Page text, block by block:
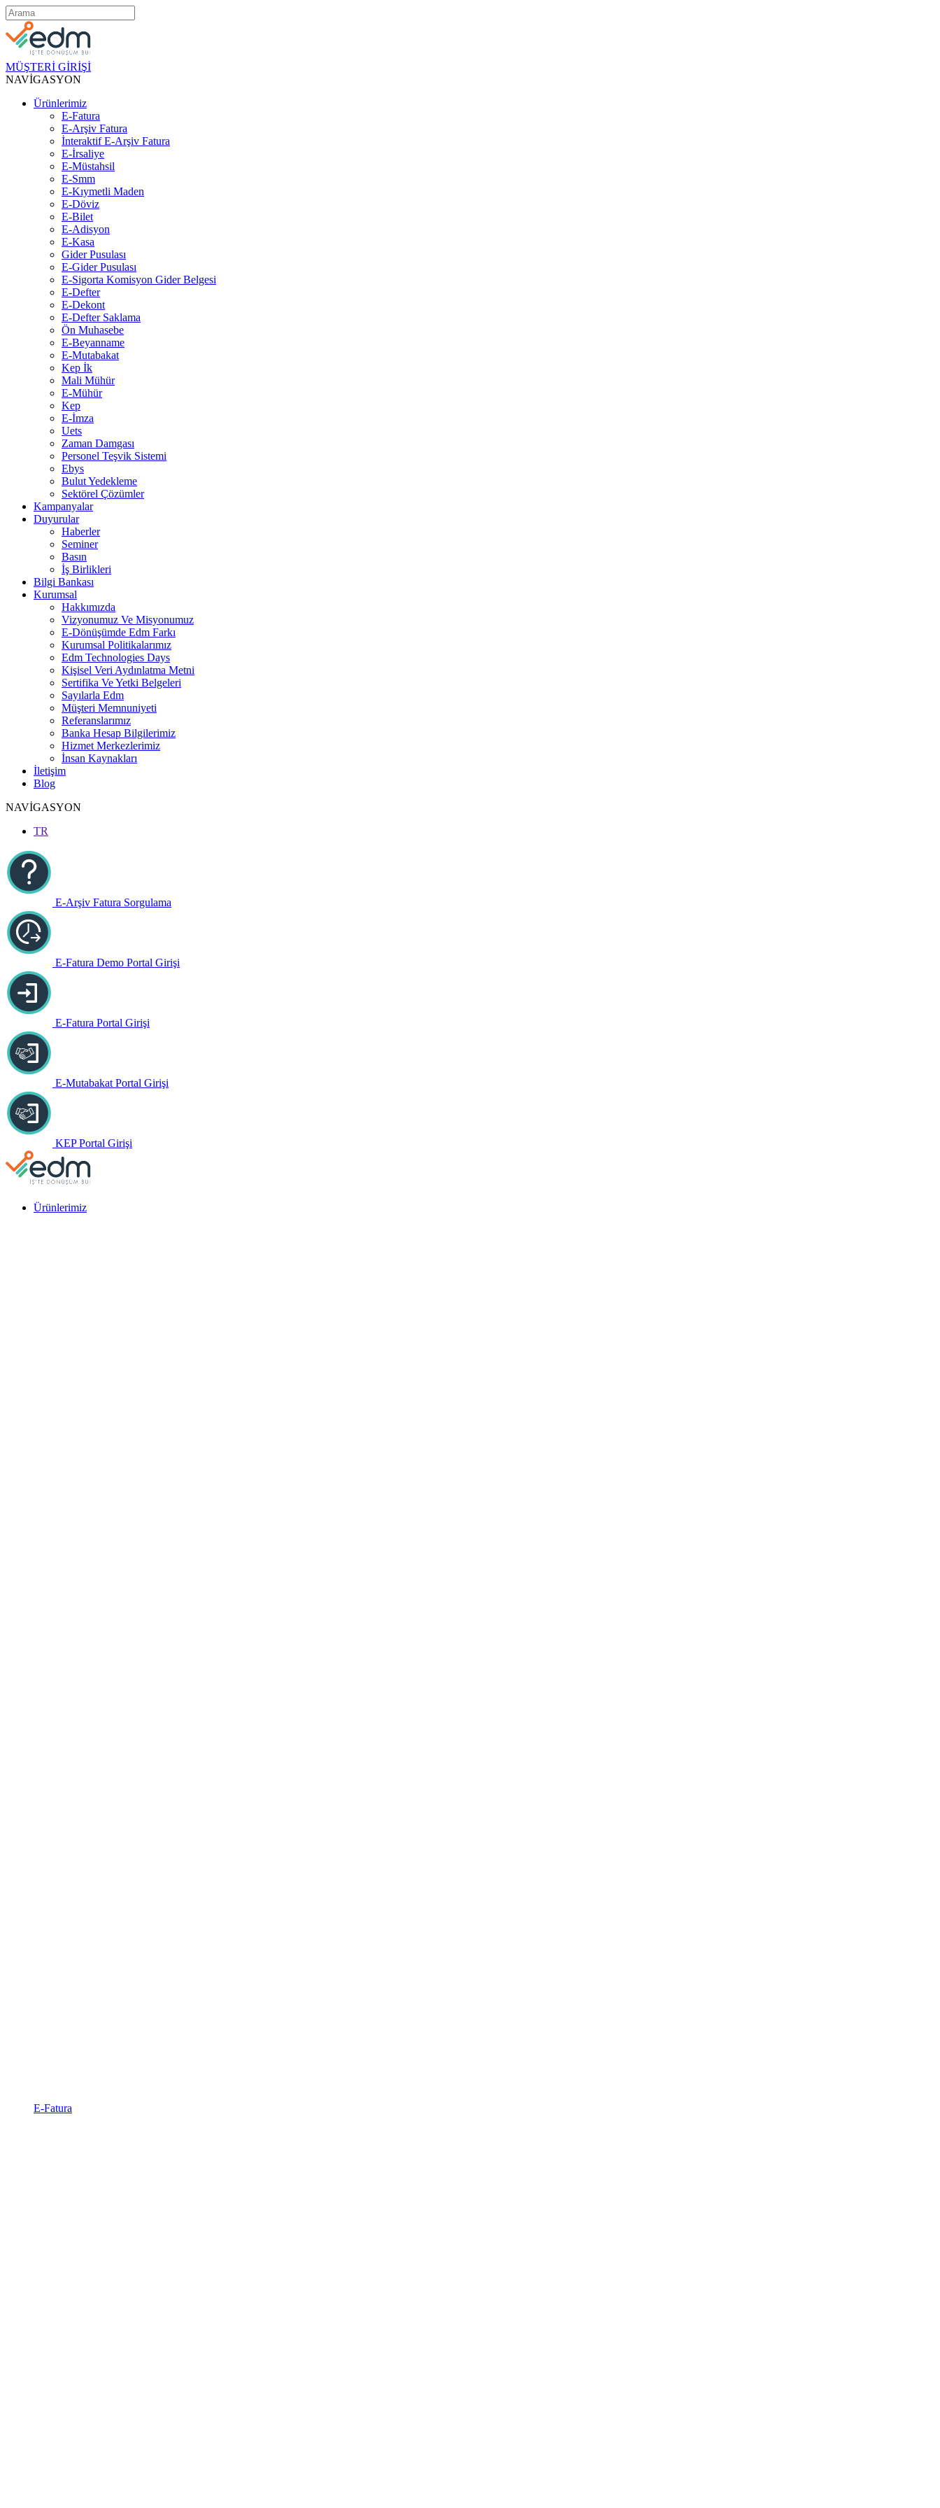
MÜŞTERİ GİRİŞİ
NAVİGASYON
Ürünlerimiz
E-Fatura
E-Arşiv Fatura
İnteraktif E-Arşiv Fatura
E-İrsaliye
E-Müstahsil
E-Smm
E-Kıymetli Maden
E-Döviz
E-Bilet
E-Adisyon
E-Kasa
Gider Pusulası
E-Gider Pusulası
E-Sigorta Komisyon Gider Belgesi
E-Defter
E-Dekont
E-Defter Saklama
Ön Muhasebe
E-Beyanname
E-Mutabakat
Kep İk
Mali Mühür
E-Mühür
Kep
E-İmza
Uets
Zaman Damgası
Personel Teşvik Sistemi
Ebys
Bulut Yedekleme
Sektörel Çözümler
Kampanyalar
Duyurular
Haberler
Seminer
Basın
İş Birlikleri
Bilgi Bankası
Kurumsal
Hakkımızda
Vizyonumuz Ve Misyonumuz
E-Dönüşümde Edm Farkı
Kurumsal Politikalarımız
Edm Technologies Days
Kişisel Veri Aydınlatma Metni
Sertifika Ve Yetki Belgeleri
Sayılarla Edm
Müşteri Memnuniyeti
Referanslarımız
Banka Hesap Bilgilerimiz
Hizmet Merkezlerimiz
İnsan Kaynakları
İletişim
Blog
NAVİGASYON
TR
E-Arşiv Fatura Sorgulama
E-Fatura Demo Portal Girişi
E-Fatura Portal Girişi
E-Mutabakat Portal Girişi
KEP Portal Girişi
Ürünlerimiz
E-Fatura